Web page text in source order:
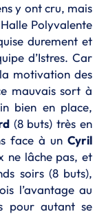
y ont cru, mais
Polyvalente
durement et
d’Istres. Car
motivation des
mauvais sort à
bien en place,
(8 buts) très en
face à un Cyril
ne lâche pas, et
soirs (8 buts),
l’avantage au
pour autant se